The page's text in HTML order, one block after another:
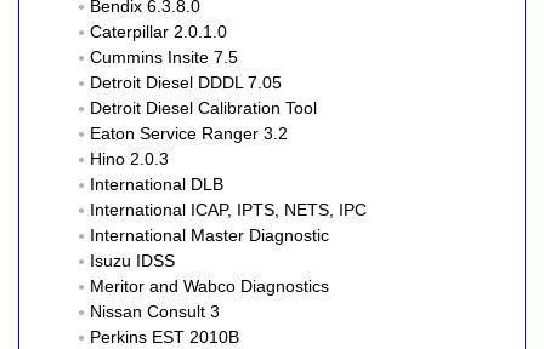
Bendix 6.3.8.0
Caterpillar 2.0.1.0
Cummins Insite 7.5
Detroit Diesel DDDL 7.05
Detroit Diesel Calibration Tool
Eaton Service Ranger 3.2
Hino 2.0.3
International DLB
International ICAP, IPTS, NETS, IPC
International Master Diagnostic
Isuzu IDSS
Meritor and Wabco Diagnostics
Nissan Consult 3
Perkins EST 2010B